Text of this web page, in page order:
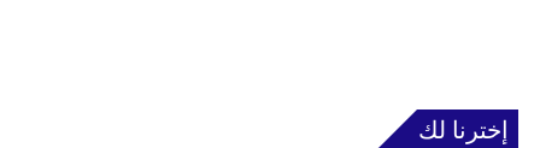
إخترنا لك